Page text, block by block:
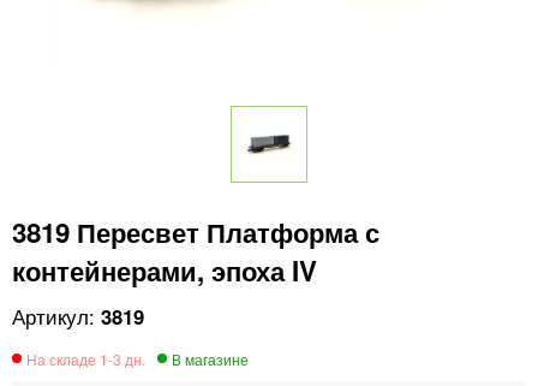
3819 Пересвет Платформа с
контейнерами, эпоха IV
3819